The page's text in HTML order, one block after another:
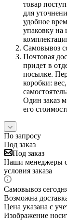
товар
для
удобное
упаковку на
Самовывоз
Почтовая
придет в
посылке.
коробки:
Один заказ
его
По запросу
Под заказ
Под заказ
Наши менеджеры
условия заказа
Самовывоз
Возможна
Цена указана с
Изображение